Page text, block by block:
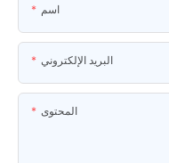
اسم
البريد الإلكتروني
المحتوى